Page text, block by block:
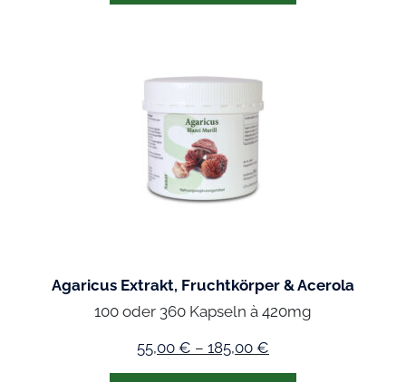
Agaricus Extrakt, Fruchtkörper & Acerola
100 oder 360 Kapseln à 420mg
55,00 € – 185,00 €